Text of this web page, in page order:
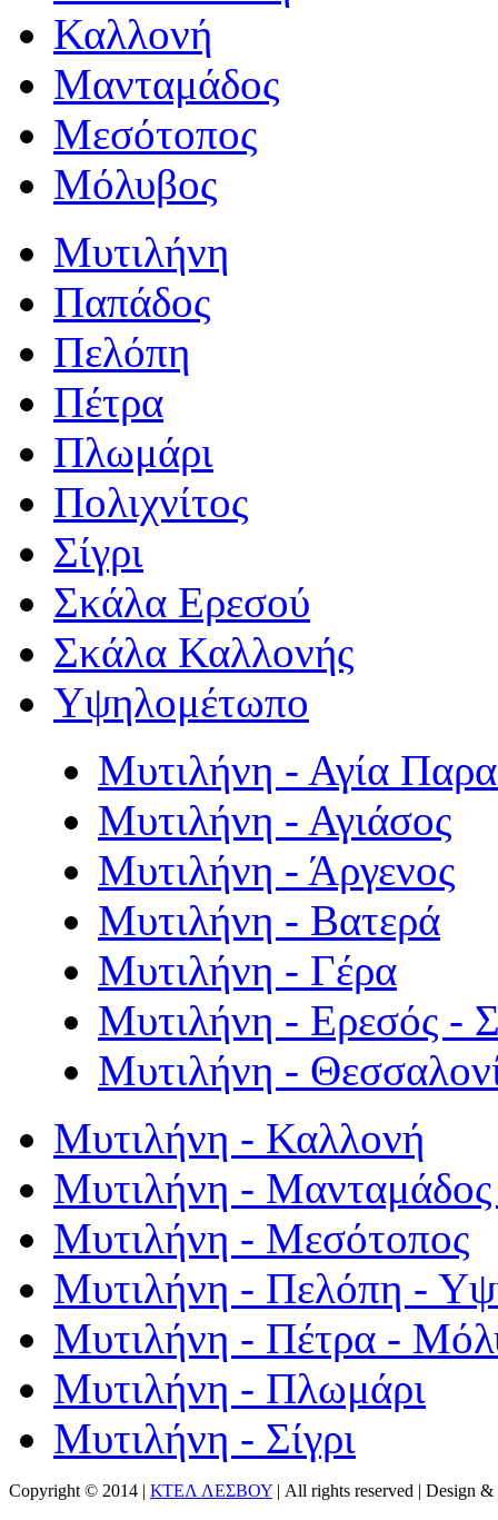
Καλλονή
Μανταμάδος
Μεσότοπος
Μόλυβος
Μυτιλήνη
Παπάδος
Πελόπη
Πέτρα
Πλωμάρι
Πολιχνίτος
Σίγρι
Σκάλα Ερεσού
Σκάλα Καλλονής
Υψηλομέτωπο
Μυτιλήνη - Αγία
Μυτιλήνη - Αγιάσος
Μυτιλήνη - Άργενος
Μυτιλήνη - Βατερά
Μυτιλήνη - Γέρα
Μυτιλήνη - Ερεσός -
Μυτιλήνη -
Μυτιλήνη - Καλλονή
Μυτιλήνη - Μανταμάδος
Μυτιλήνη - Μεσότοπος
Μυτιλήνη - Πελόπη -
Μυτιλήνη - Πέτρα -
Μυτιλήνη - Πλωμάρι
Μυτιλήνη - Σίγρι
Copyright © 2014 | ΚΤΕΛ ΛΕΣΒΟΥ | All rights reserved | Design &